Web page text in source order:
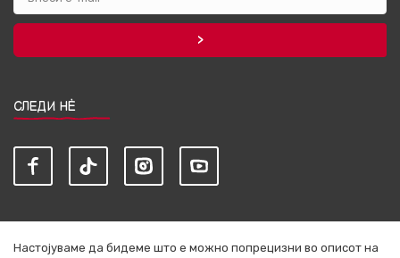
СЛЕДИ НЀ
Настојуваме да бидеме што е можно попрецизни во описот на